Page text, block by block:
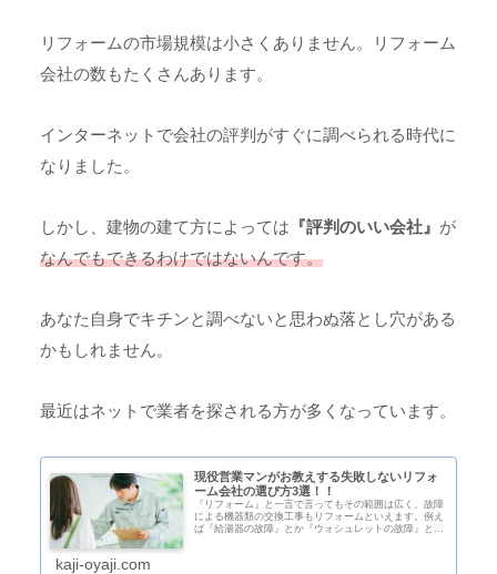
リフォームの市場規模は小さくありません。リフォーム
会社の数もたくさんあります。
インターネットで会社の評判がすぐに調べられる時代に
なりました。
しかし、建物の建て方によっては 『評判のいい会社』 が
なんでもできるわけではないんです。
あなた自身でキチンと調べないと思わぬ落とし穴がある
かもしれません。
最近はネットで業者を探される方が多くなっています。
現役営業マンがお教えする失敗しないリフォ
ーム会社の選び方3選！！
『リフォーム』と一言で言ってもその範囲は広く、故障
による機器類の交換工事もリフォームといえます。例え
ば『給湯器の故障』とか『ウォシュレットの故障』と
kaji-oyaji.com